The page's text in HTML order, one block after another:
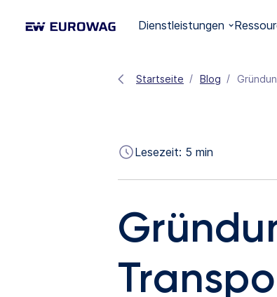
Dienstleistungen
Startseite Blog
Lesezeit: 5 min